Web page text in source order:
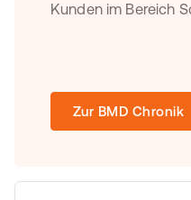
Kunden im Bereich
Zur BMD Chronik